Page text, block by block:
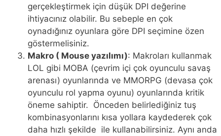
gerçekleştirmek için düşük DPI değerine
ihtiyacınız olabilir. Bu sebeple en çok
oynadığınız oyunlara göre DPI seçimine özen
göstermelisiniz.
Makro ( Mouse yazılımı): Makroları kullanmak
LOL gibi MOBA (çevrim içi çok oyunculu savaş
arenası) oyunlarında ve MMORPG (devasa çok
oyunculu rol yapma oyunu) oyunlarında kritik
öneme sahiptir. Önceden belirlediğiniz tuş
kombinasyonlarını kısa yollara kaydederek çok
daha hızlı şekilde ile kullanabilirsiniz. Aynı anda